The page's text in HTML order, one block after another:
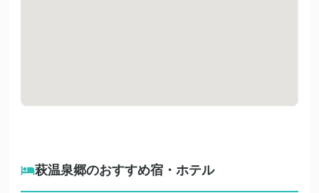
萩温泉郷のおすすめ宿・ホテル